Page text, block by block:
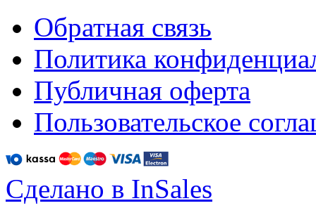
Обратная связь
Политика
Публичная оферта
Пользовательское
Сделано в InSales